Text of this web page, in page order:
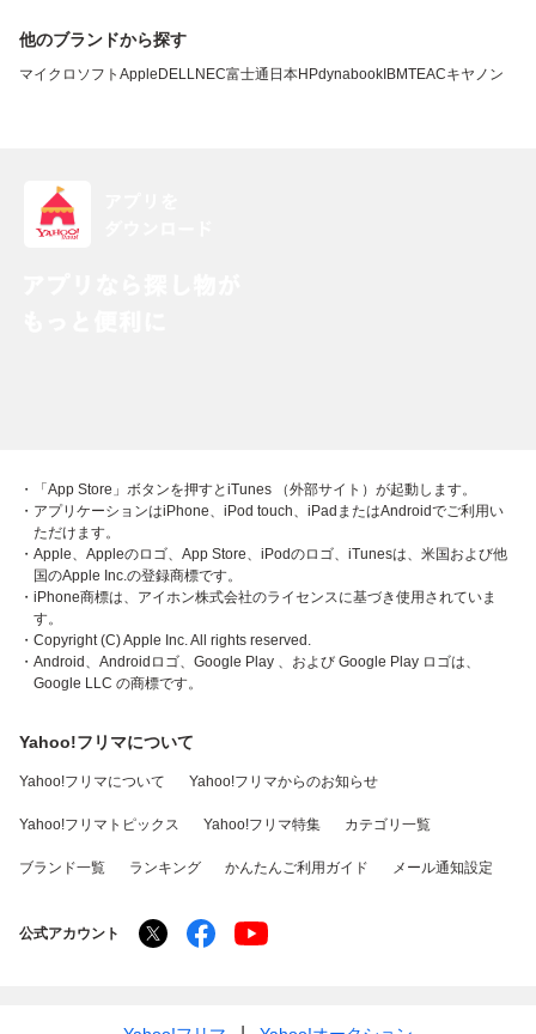
他のブランドから探す
マイクロソフト Apple DELLNEC富士通 日本HPdynabook IBMTEACキヤノン
・「App Store」ボタンを押すとiTunes （外部サイト）が起動します。
・アプリケーションはiPhone、iPod touch、iPadまたはAndroidでご利用い
ただけます。
・Apple、Appleのロゴ、App Store、iPodのロゴ、iTunesは、米国および他
国のApple Inc.の登録商標です。
・iPhone商標は、アイホン株式会社のライセンスに基づき使用されていま
す。
・Copyright (C) Apple Inc. All rights reserved.
・Android、Androidロゴ、Google Play 、および Google Play ロゴは、
Google LLC の商標です。
Yahoo!フリマについて
Yahoo!フリマについて Yahoo!フリマからのお知らせ
Yahoo!フリマトピックス Yahoo!フリマ特集 カテゴリ一覧
ブランド一覧 ランキング かんたんご利用ガイド メール通知設定
公式アカウント